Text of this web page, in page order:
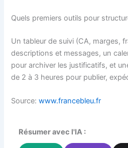
Quels premiers outils pour
Un tableur de suivi (CA, marges,
descriptions et messages, un
pour archiver les justificatifs, et
de 2 à 3 heures pour publier,
Source:www.francebleu.fr
Résumer avec l'IA :